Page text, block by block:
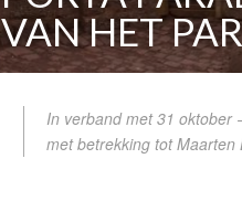
VAN HET
In verband met 31 oktober
met betrekking tot Maarten